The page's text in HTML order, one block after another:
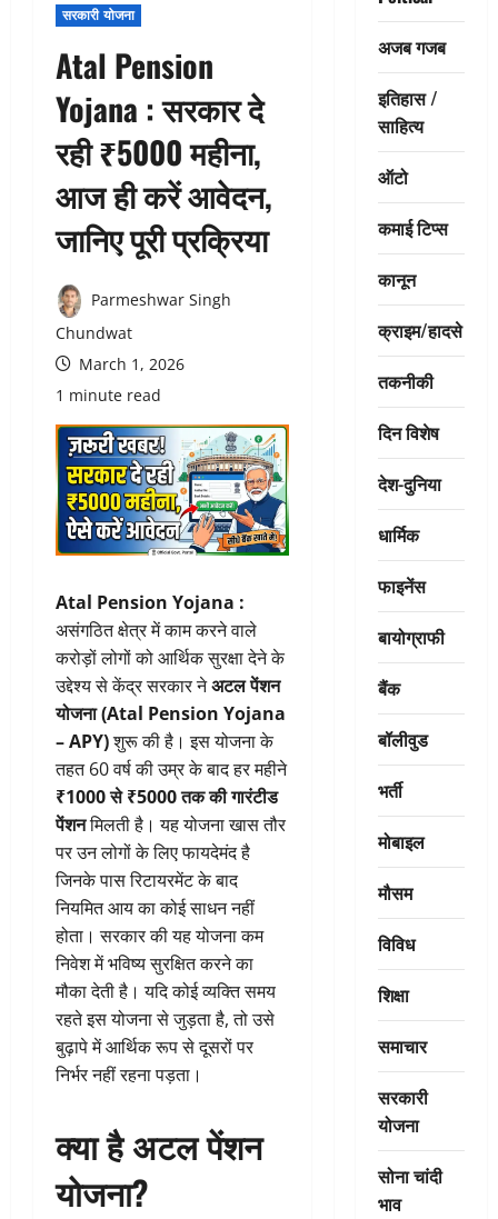
सरकारी योजना
Atal Pension
Yojana : सरकार दे
रही ₹5000 महीना,
आज ही करें आवेदन,
जानिए पूरी प्रक्रिया
Parmeshwar Singh
Chundwat
March 1, 2026
1 minute read
Atal Pension Yojana :
असंगठित क्षेत्र में काम करने वाले
करोड़ों लोगों को आर्थिक सुरक्षा देने के
उद्देश्य से केंद्र सरकार नेअटल पेंशन
योजना (Atal Pension Yojana
– APY)शुरू की है। इस योजना के
तहत 60 वर्ष की उम्र के बाद हर महीने
₹1000 से ₹5000 तक की गारंटीड
पेंशनमिलती है। यह योजना खास तौर
पर उन लोगों के लिए फायदेमंद है
जिनके पास रिटायरमेंट के बाद
नियमित आय का कोई साधन नहीं
होता। सरकार की यह योजना कम
निवेश में भविष्य सुरक्षित करने का
मौका देती है। यदि कोई व्यक्ति समय
रहते इस योजना से जुड़ता है, तो उसे
बुढ़ापे में आर्थिक रूप से दूसरों पर
निर्भर नहीं रहना पड़ता।
क्या है अटल पेंशन
योजना?
अजब गजब
इतिहास /
साहित्य
ऑटो
कमाई टिप्स
कानून
क्राइम/हादसे
तकनीकी
दिन विशेष
देश-दुनिया
धार्मिक
फाइनेंस
बायोग्राफी
बैंक
बॉलीवुड
भर्ती
मोबाइल
मौसम
विविध
शिक्षा
समाचार
सरकारी
योजना
सोना चांदी
भाव